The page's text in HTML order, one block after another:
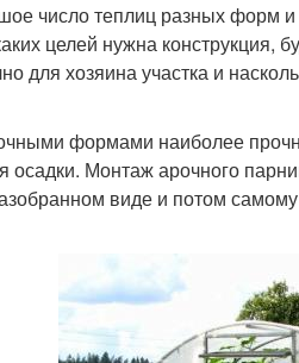
число теплиц разных форм
целей нужна конструкция,
для хозяина участка и
формами наиболее
осадки. Монтаж арочного
виде и потом